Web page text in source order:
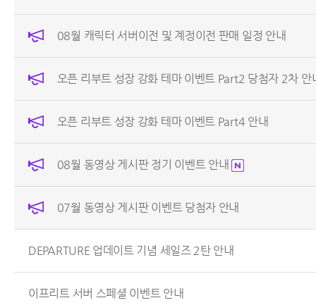
08월 캐릭터 서버이전 및 계정이전 판매 일정 안내
오픈 리부트 성장 강화 테마 이벤트 Part2 당첨자 2차 안
오픈 리부트 성장 강화 테마 이벤트 Part4 안내
08월 동영상 게시판 정기 이벤트 안내
07월 동영상 게시판 이벤트 당첨자 안내
DEPARTURE 업데이트 기념 세일즈 2탄 안내
이프리트 서버 스페셜 이벤트 안내